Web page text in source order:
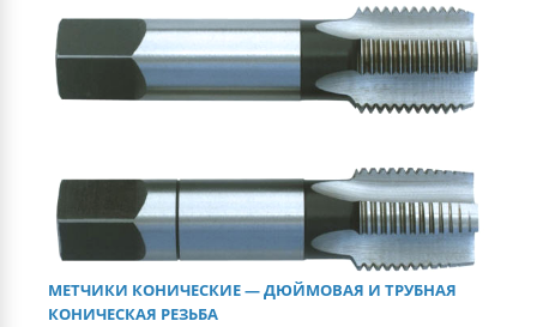
МЕТЧИКИ КОНИЧЕСКИЕ — ДЮЙМОВАЯ И ТРУБНАЯ
КОНИЧЕСКАЯ РЕЗЬБА